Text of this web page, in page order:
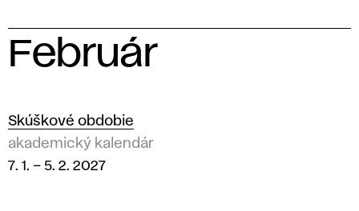
Február
0
2
Skúškové obdobie
akademický kalendár
7. 1. – 5. 2. 2027